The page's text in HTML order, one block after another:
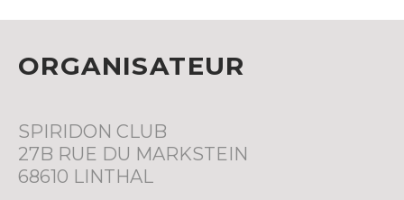
ORGANISATEUR
SPIRIDON CLUB
27B RUE DU MARKSTEIN
68610 LINTHAL